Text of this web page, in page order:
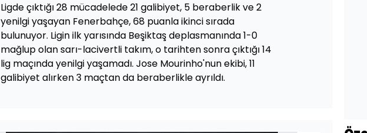
Ligde çıktığı 28 mücadelede 21 galibiyet, 5 beraberlik ve 2
yenilgi yaşayan Fenerbahçe, 68 puanla ikinci sırada
bulunuyor. Ligin ilk yarısında Beşiktaş deplasmanında 1-0
mağlup olan sarı-lacivertli takım, o tarihten sonra çıktığı 14
lig maçında yenilgi yaşamadı. Jose Mourinho'nun ekibi, 11
galibiyet alırken 3 maçtan da beraberlikle ayrıldı.